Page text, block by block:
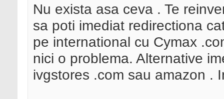
Nu exista asa ceva . Te
sa poti imediat redirectiona
pe international cu Cymax
nici o problema. Alternative
ivgstores .com sau amazon .